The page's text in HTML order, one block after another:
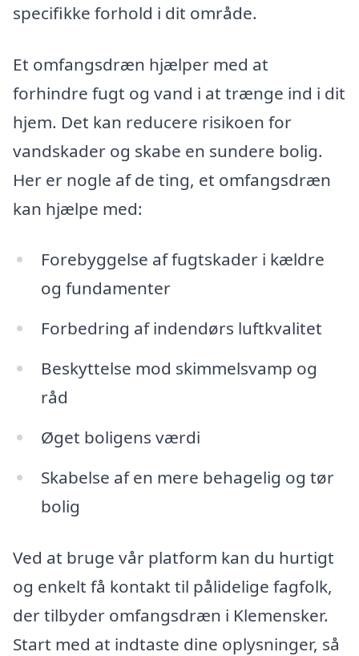
specifikke forhold i dit område.
Et omfangsdræn hjælper med at
forhindre fugt og vand i at trænge ind i dit
hjem. Det kan reducere risikoen for
vandskader og skabe en sundere bolig.
Her er nogle af de ting, et omfangsdræn
kan hjælpe med:
Forebyggelse af fugtskader i kældre
og fundamenter
Forbedring af indendørs luftkvalitet
Beskyttelse mod skimmelsvamp og
råd
Øget boligens værdi
Skabelse af en mere behagelig og tør
bolig
Ved at bruge vår platform kan du hurtigt
og enkelt få kontakt til pålidelige fagfolk,
der tilbyder omfangsdræn i Klemensker.
Start med at indtaste dine oplysninger, så